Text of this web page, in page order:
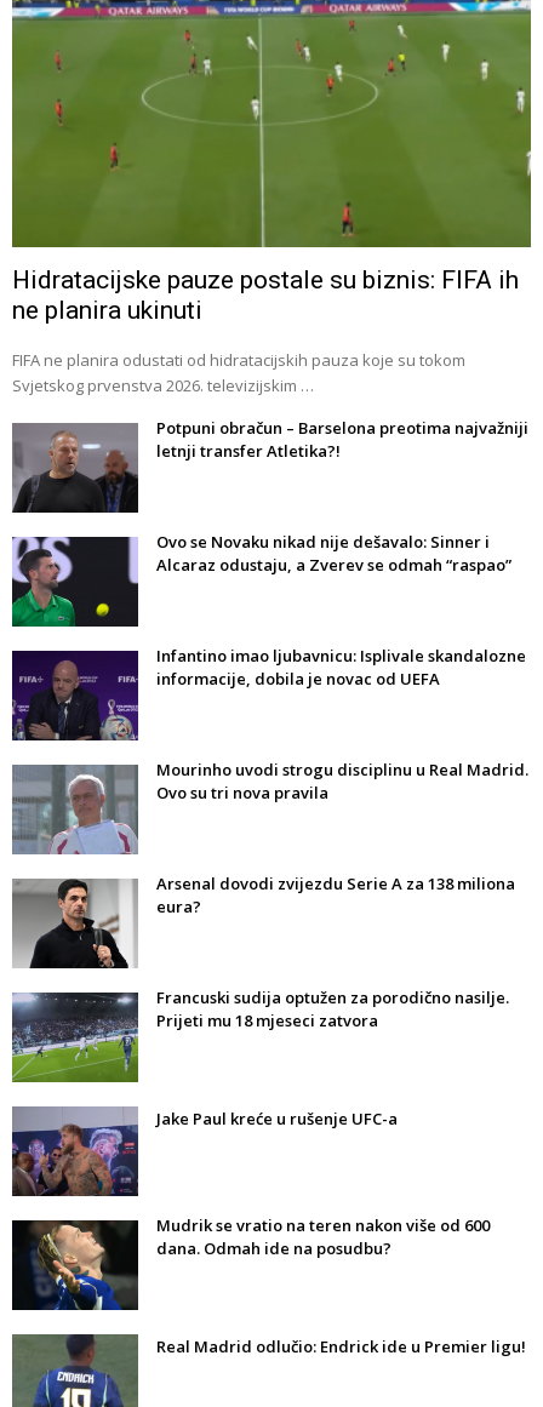
Hidratacijske pauze postale su biznis: FIFA ih
ne planira ukinuti
FIFA ne planira odustati od hidratacijskih pauza koje su tokom
Svjetskog prvenstva 2026. televizijskim …
Potpuni obračun – Barselona preotima najvažniji
letnji transfer Atletika?!
Ovo se Novaku nikad nije dešavalo: Sinner i
Alcaraz odustaju, a Zverev se odmah “raspao”
Infantino imao ljubavnicu: Isplivale skandalozne
informacije, dobila je novac od UEFA
Mourinho uvodi strogu disciplinu u Real Madrid.
Ovo su tri nova pravila
Arsenal dovodi zvijezdu Serie A za 138 miliona
eura?
Francuski sudija optužen za porodično nasilje.
Prijeti mu 18 mjeseci zatvora
Jake Paul kreće u rušenje UFC-a
Mudrik se vratio na teren nakon više od 600
dana. Odmah ide na posudbu?
Real Madrid odlučio: Endrick ide u Premier ligu!